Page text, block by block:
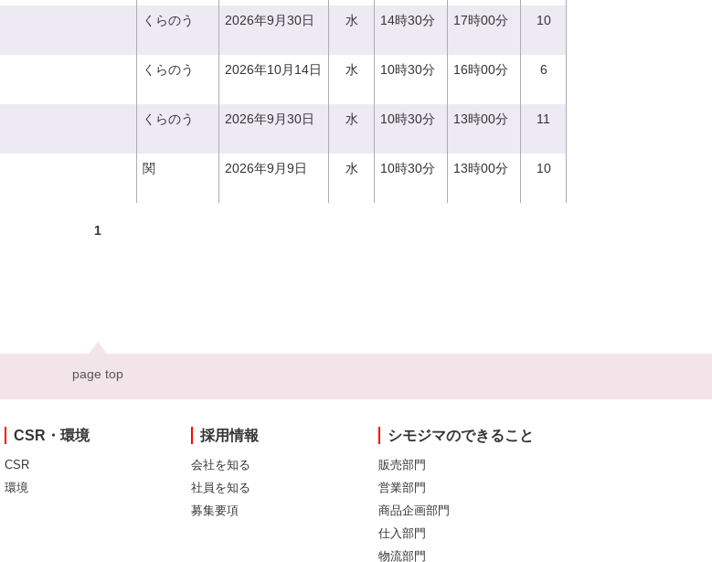
くらのう 2026年9月30日 水 14時30分 17時00分 10
くらのう 2026年10月14日 水 10時30分 16時00分 6
くらのう 2026年9月30日 水 10時30分 13時00分 11
関 2026年9月9日 水 10時30分 13時00分 10
1
page top
CSR・環境
CSR
環境
採用情報
会社を知る
社員を知る
募集要項
シモジマのできること
販売部門
営業部門
商品企画部門
仕入部門
物流部門